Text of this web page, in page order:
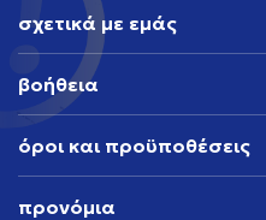
σχετικά με εμάς
βοήθεια
όροι και προϋποθέσεις
προνόμια